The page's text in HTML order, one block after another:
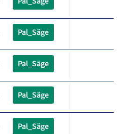
Pal_Säge
Pal_Säge
Pal_Säge
Pal_Säge